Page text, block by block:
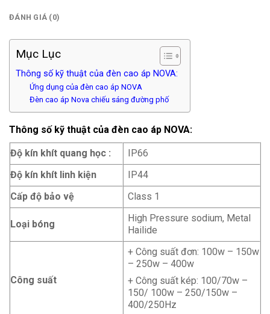
ĐÁNH GIÁ (0)
Mục Lục
Thông số kỹ thuật của đèn cao áp NOVA:
Ứng dụng của đèn cao áp NOVA
Đèn cao áp Nova chiếu sáng đường phố
Thông số kỹ thuật của đèn cao áp NOVA:
Độ kín khít quang học :
IP66
Độ kín khít linh kiện
IP44
Cấp độ bảo vệ
Class 1
Loại bóng
High Pressure sodium, Metal
Hailide
Công suất
+ Công suất đơn: 100w – 150w
– 250w – 400w
+ Công suất kép: 100/70w –
150/ 100w – 250/150w –
400/250Hz